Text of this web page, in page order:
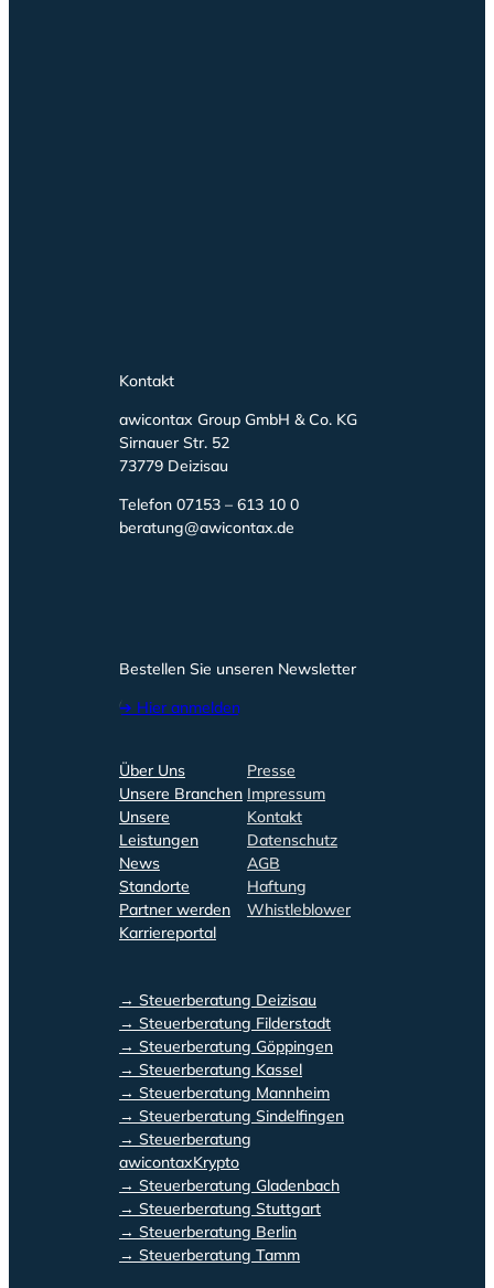
Kontakt
awicontax Group GmbH & Co. KG
Sirnauer Str. 52
73779 Deizisau
Telefon 07153 – 613 10 0
beratung@awicontax.de
Bestellen Sie unseren Newsletter
➔ Hier anmelden
Über Uns
Unsere Branchen
Unsere
Leistungen
News
Standorte
Partner werden
Karriereportal
Presse
Impressum
Kontakt
Datenschutz
AGB
Haftung
Whistleblower
→ Steuerberatung Deizisau
→ Steuerberatung Filderstadt
→ Steuerberatung Göppingen
→ Steuerberatung Kassel
→ Steuerberatung Mannheim
→ Steuerberatung Sindelfingen
→ Steuerberatung
awicontaxKrypto
→ Steuerberatung Gladenbach
→ Steuerberatung Stuttgart
→ Steuerberatung Berlin
→ Steuerberatung Tamm